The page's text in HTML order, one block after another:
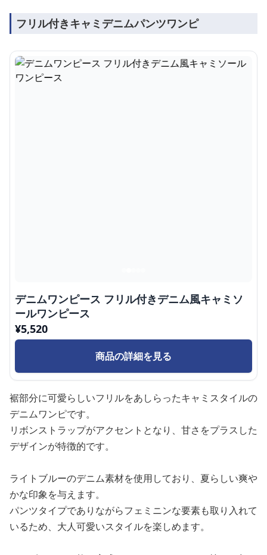
フリル付きキャミデニムパンツワンピ
デニムワンピース フリル付きデニム風キャミソ
ールワンピース
¥5,520
商品の詳細を見る
裾部分に可愛らしいフリルをあしらったキャミスタイルの
デニムワンピです。
リボンストラップがアクセントとなり、甘さをプラスした
デザインが特徴的です。
ライトブルーのデニム素材を使用しており、夏らしい爽や
かな印象を与えます。
パンツタイプでありながらフェミニンな要素も取り入れて
いるため、大人可愛いスタイルを楽しめます。